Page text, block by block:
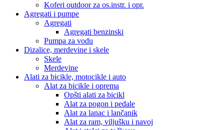
Koferi outdoor za os.instr. i opr.
Agregati i pumpe
Agregati
Agregati benzinski
Pumpa za vodu
Dizalice, merdevine i skele
Skele
Merdevine
Alati za bicikle, motocikle i auto
Alat za bicikle i oprema
Opšti alati za bicikl
Alat za pogon i pedale
Alat za lanac i lančanik
Alat za ram, viljušku i navoj